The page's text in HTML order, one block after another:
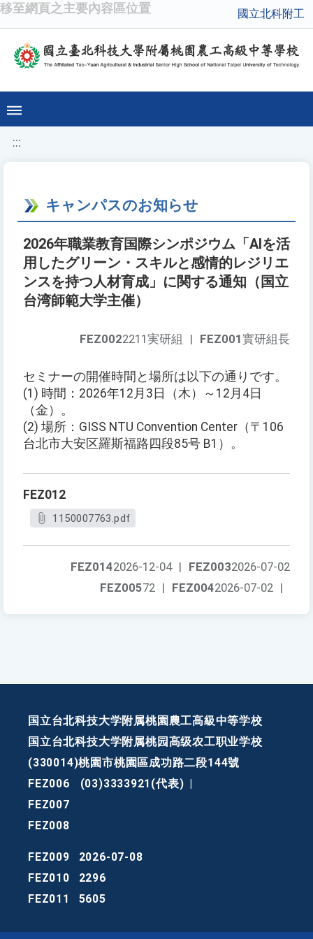
移至網頁之主要內容區位置 國立北科附工
:::
キャンパスのお知らせ
2026年職業教育国際シンポジウム「AIを活
用したグリーン・スキルと感情的レジリエ
ンスを持つ人材育成」に関する通知（国立
台湾師範大学主催）
FEZ001實研組長
FEZ0022211実研組 |
セミナーの開催時間と場所は以下の通りです。
(1) 時間：2026年12月3日（木）～12月4日
（金）。
(2) 場所：GISS NTU Convention Center（〒106
台北市大安区羅斯福路四段85号 B1）。
FEZ012
1150007763.pdf
FEZ0032026-07-02
FEZ0142026-12-04 |
FEZ0042026-07-02 |
FEZ00572 |
国立台北科技大学附属桃園農工高級中等学校
国立台北科技大学附属桃园高级农工职业学校
(330014)桃園市桃園區成功路二段144號
FEZ006
(03)3333921(代表)
FEZ007
FEZ008
FEZ009
2026-07-08
FEZ010
2296
FEZ011
5605